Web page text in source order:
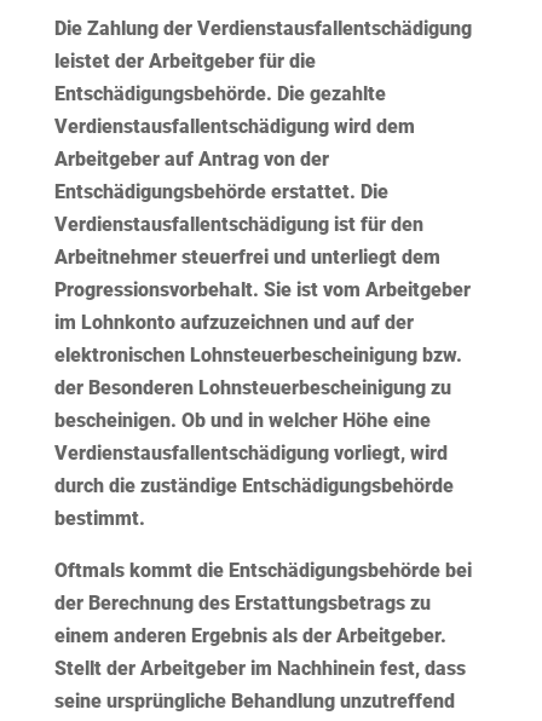
Die Zahlung der Verdienstausfallentschädigung
leistet der Arbeitgeber für die
Entschädigungsbehörde. Die gezahlte
Verdienstausfallentschädigung wird dem
Arbeitgeber auf Antrag von der
Entschädigungsbehörde erstattet. Die
Verdienstausfallentschädigung ist für den
Arbeitnehmer steuerfrei und unterliegt dem
Progressionsvorbehalt. Sie ist vom Arbeitgeber
im Lohnkonto aufzuzeichnen und auf der
elektronischen Lohnsteuerbescheinigung bzw.
der Besonderen Lohnsteuerbescheinigung zu
bescheinigen. Ob und in welcher Höhe eine
Verdienstausfallentschädigung vorliegt, wird
durch die zuständige Entschädigungsbehörde
bestimmt.
Oftmals kommt die Entschädigungsbehörde bei
der Berechnung des Erstattungsbetrags zu
einem anderen Ergebnis als der Arbeitgeber.
Stellt der Arbeitgeber im Nachhinein fest, dass
seine ursprüngliche Behandlung unzutreffend